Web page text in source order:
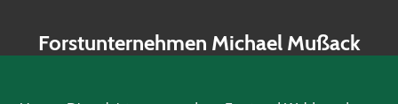
Forstunternehmen Michael Mußack